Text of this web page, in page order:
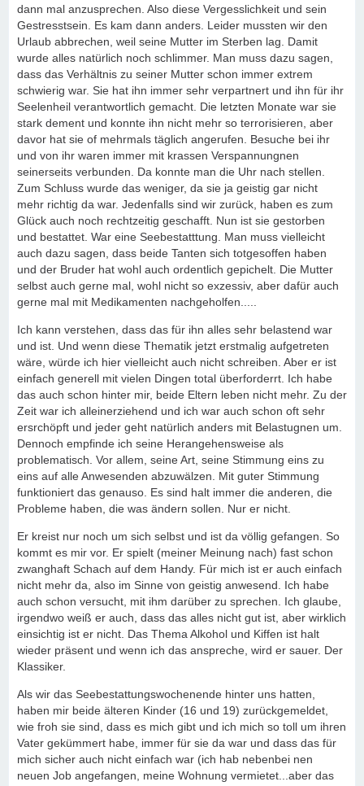
dann mal anzusprechen. Also diese Vergesslichkeit und sein
Gestresstsein. Es kam dann anders. Leider mussten wir den
Urlaub abbrechen, weil seine Mutter im Sterben lag. Damit
wurde alles natürlich noch schlimmer. Man muss dazu sagen,
dass das Verhältnis zu seiner Mutter schon immer extrem
schwierig war. Sie hat ihn immer sehr verpartnert und ihn für ihr
Seelenheil verantwortlich gemacht. Die letzten Monate war sie
stark dement und konnte ihn nicht mehr so terrorisieren, aber
davor hat sie of mehrmals täglich angerufen. Besuche bei ihr
und von ihr waren immer mit krassen Verspannungnen
seinerseits verbunden. Da konnte man die Uhr nach stellen.
Zum Schluss wurde das weniger, da sie ja geistig gar nicht
mehr richtig da war. Jedenfalls sind wir zurück, haben es zum
Glück auch noch rechtzeitig geschafft. Nun ist sie gestorben
und bestattet. War eine Seebestatttung. Man muss vielleicht
auch dazu sagen, dass beide Tanten sich totgesoffen haben
und der Bruder hat wohl auch ordentlich gepichelt. Die Mutter
selbst auch gerne mal, wohl nicht so exzessiv, aber dafür auch
gerne mal mit Medikamenten nachgeholfen.....
Ich kann verstehen, dass das für ihn alles sehr belastend war
und ist. Und wenn diese Thematik jetzt erstmalig aufgetreten
wäre, würde ich hier vielleicht auch nicht schreiben. Aber er ist
einfach generell mit vielen Dingen total überforderrt. Ich habe
das auch schon hinter mir, beide Eltern leben nicht mehr. Zu der
Zeit war ich alleinerziehend und ich war auch schon oft sehr
ersrchöpft und jeder geht natürlich anders mit Belastugnen um.
Dennoch empfinde ich seine Herangehensweise als
problematisch. Vor allem, seine Art, seine Stimmung eins zu
eins auf alle Anwesenden abzuwälzen. Mit guter Stimmung
funktioniert das genauso. Es sind halt immer die anderen, die
Probleme haben, die was ändern sollen. Nur er nicht.
Er kreist nur noch um sich selbst und ist da völlig gefangen. So
kommt es mir vor. Er spielt (meiner Meinung nach) fast schon
zwanghaft Schach auf dem Handy. Für mich ist er auch einfach
nicht mehr da, also im Sinne von geistig anwesend. Ich habe
auch schon versucht, mit ihm darüber zu sprechen. Ich glaube,
irgendwo weiß er auch, dass das alles nicht gut ist, aber wirklich
einsichtig ist er nicht. Das Thema Alkohol und Kiffen ist halt
wieder präsent und wenn ich das anspreche, wird er sauer. Der
Klassiker.
Als wir das Seebestattungswochenende hinter uns hatten,
haben mir beide älteren Kinder (16 und 19) zurückgemeldet,
wie froh sie sind, dass es mich gibt und ich mich so toll um ihren
Vater gekümmert habe, immer für sie da war und dass das für
mich sicher auch nicht einfach war (ich hab nebenbei nen
neuen Job angefangen, meine Wohnung vermietet...aber das